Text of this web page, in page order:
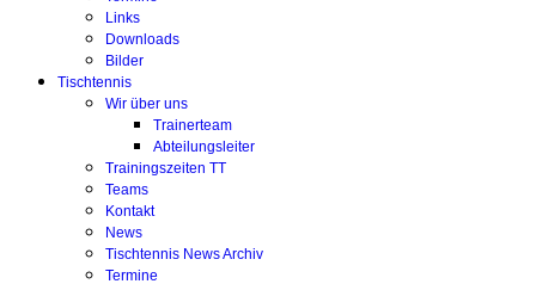
Links
Downloads
Bilder
Tischtennis
Wir über uns
Trainerteam
Abteilungsleiter
Trainingszeiten TT
Teams
Kontakt
News
Tischtennis News Archiv
Termine